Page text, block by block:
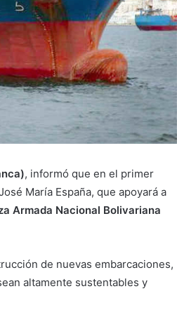
, informó que en el primer
María España, que apoyará a
Armada Nacional Bolivariana
de nuevas embarcaciones,
altamente sustentables y